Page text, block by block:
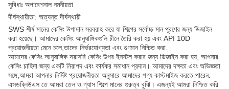
সুবিধাঃ অপারেশনাল নমনীয়তা
দীর্ঘস্থায়ীতা: অত্যন্ত দীর্ঘস্থায়ী
SWS শীর্ষ মানের কেসিং উপাদান সরবরাহ করে যা শিল্পের সর্বোচ্চ মান পূরণের জন্য ডিজাইন
করা হয়েছে। আমাদের কেসিং আনুষাঙ্গিকগুলি চীনে তৈরি করা হয় এবং API 10D
প্রয়োজনীয়তা মেনে চলে,তাদের নির্ভরযোগ্যতা এবং গুণমান নিশ্চিত করা.
আমাদের কেসিং আনুষাঙ্গিক সরাসরি কেসিং উপর ইনস্টল করার জন্য ডিজাইন করা হয়, আপনার
কেসিং চাহিদা জন্য একটি নিরাপদ এবং কার্যকর সমাধান প্রদান। আমাদের দক্ষতা এবং অভিজ্ঞতা
সঙ্গে,আমরা আপনার নির্দিষ্ট প্রয়োজনীয়তা অনুসারে আমাদের পণ্য কাস্টমাইজ করতে পারেন.
এসডব্লিউএস তে আমরা তেল ও গ্যাস শিল্পে মানের গুরুত্ব বুঝি। এজন্যই আমরা নিশ্চিত করি